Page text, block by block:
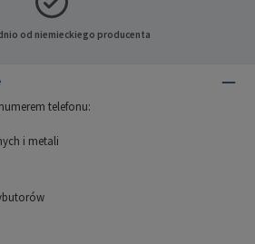
od niemieckiego producenta
telefonu:
i metali